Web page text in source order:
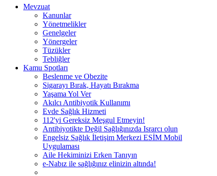
Mevzuat
Kanunlar
Yönetmelikler
Genelgeler
Yönergeler
Tüzükler
Tebliğler
Kamu Spotları
Beslenme ve Obezite
Sigarayı Bırak, Hayatı Bırakma
Yaşama Yol Ver
Akılcı Antibiyotik Kullanımı
Evde Sağlık Hizmeti
112'yi Gereksiz Meşgul Etmeyin!
Antibiyotikte Değil Sağlığınızda Israrcı olun
Engelsiz Sağlık İletişim Merkezi ESİM Mobil
Uygulaması
Aile Hekiminizi Erken Tanıyın
e-Nabız ile sağlığınız elinizin altında!